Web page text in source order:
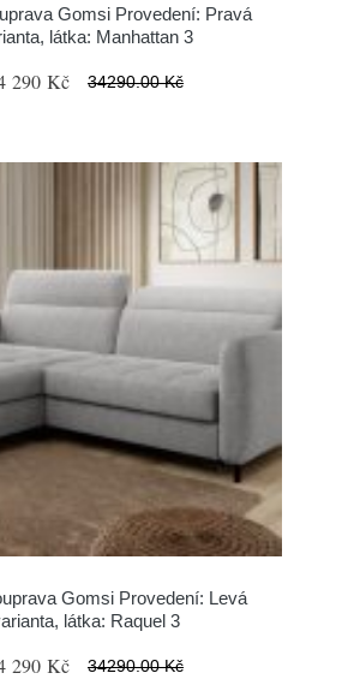
Gomsi Provedení: Pravá
látka: Manhattan 3
290 Kč 34290.00 Kč
Gomsi Provedení: Levá
látka: Raquel 3
290 Kč 34290.00 Kč